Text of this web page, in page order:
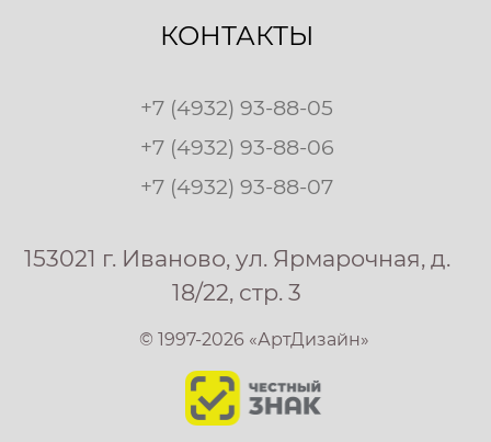
КОНТАКТЫ
+7 (4932) 93-88-05
+7 (4932) 93-88-06
+7 (4932) 93-88-07
153021 г. Иваново, ул. Ярмарочная, д.
18/22, стр. 3
© 1997-2026 «АртДизайн»